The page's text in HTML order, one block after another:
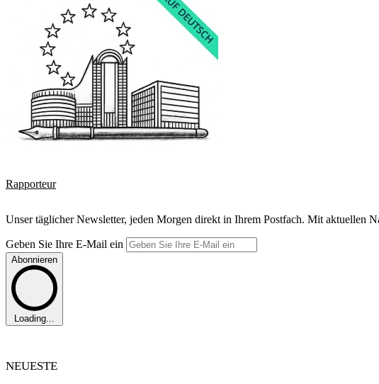
Rapporteur
Unser täglicher Newsletter, jeden Morgen direkt in Ihrem Postfach. Mit aktuellen
Geben Sie Ihre E-Mail ein
Abonnieren
Loading...
NEUESTE